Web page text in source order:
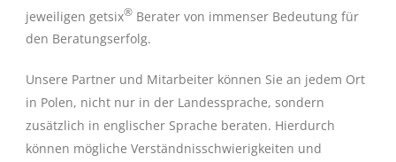
jeweiligen getsix® Berater von immenser Bedeutung für
den Beratungserfolg.
Unsere Partner und Mitarbeiter können Sie an jedem Ort
in Polen, nicht nur in der Landessprache, sondern
zusätzlich in englischer Sprache beraten. Hierdurch
können mögliche Verständnisschwierigkeiten und